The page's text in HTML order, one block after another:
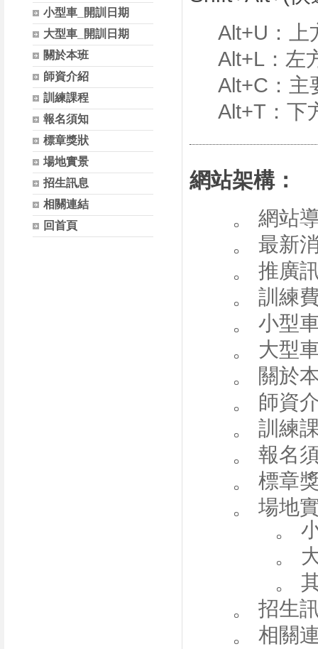
小型車_開訓日期
大型車_開訓日期
關於本班
師資介紹
訓練課程
報名須知
標章獎狀
場地實景
招生訊息
相關連結
回首頁
Alt+U：上
Alt+L：左
Alt+C：主
Alt+T：下
網站架構：
。 網站
。 最新
。 推廣
。 訓練
。 小型
。 大型
。 關於
。 師資
。 訓練
。 報名
。 標章
。 場地
。
。
。
。 招生
。 相關